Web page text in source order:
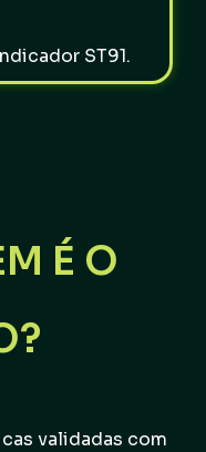
ST91.
É O
validadas com